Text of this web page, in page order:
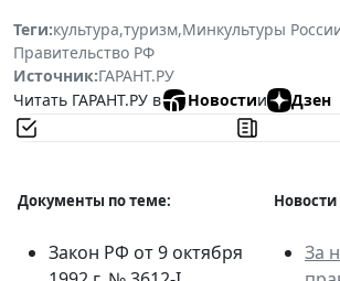
Теги:культура,туризм,Минкультуры
Правительство РФ
Источник:ГАРАНТ.РУ
Читать ГАРАНТ.РУ в
Новостии Дзен
Документы по теме:
Закон РФ от 9 октября
За